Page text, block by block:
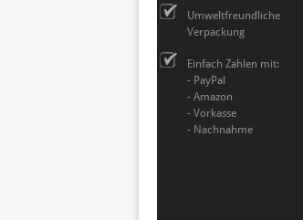
Umweltfreundliche
Verpackung
Einfach Zahlen mit:
- PayPal
- Amazon
- Vorkasse
- Nachnahme